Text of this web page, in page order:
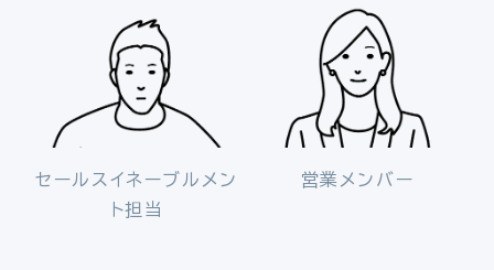
セールスイネーブルメン
ト担当
営業メンバー